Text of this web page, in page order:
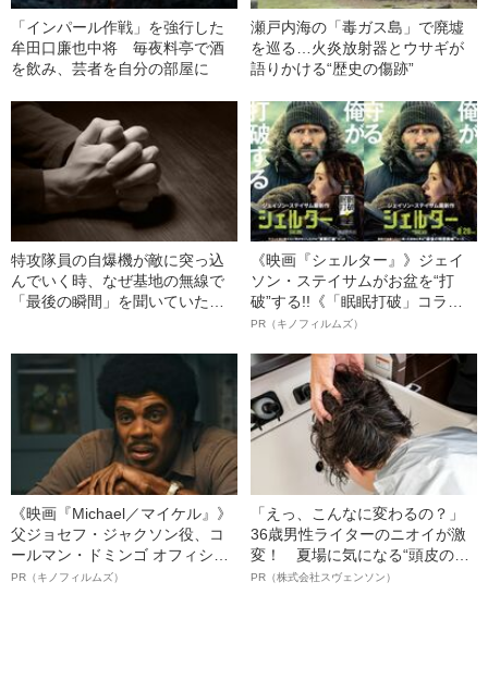
「インパール作戦」を強行した
牟田口廉也中将 毎夜料亭で酒
を飲み、芸者を自分の部屋に
瀬戸内海の「毒ガス島」で廃墟
を巡る…火炎放射器とウサギが
語りかける“歴史の傷跡”
特攻隊員の自爆機が敵に突っ込
んでいく時、なぜ基地の無線で
「最後の瞬間」を聞いていたの
《映画『シェルター』》ジェイ
ソン・ステイサムがお盆を“打
破”する!!《「眠眠打破」コラ
ボ》
PR（キノフィルムズ）
《映画『Michael／マイケル』》
父ジョセフ・ジャクソン役、コ
ールマン・ドミンゴ オフィシャ
ルインタビュー“観客を魅了した
PR（キノフィルムズ）
「えっ、こんなに変わるの？」
36歳男性ライターのニオイが激
変！ 夏場に気になる“頭皮のニ
オイ”や“ベタつき”を解消す
PR（株式会社スヴェンソン）